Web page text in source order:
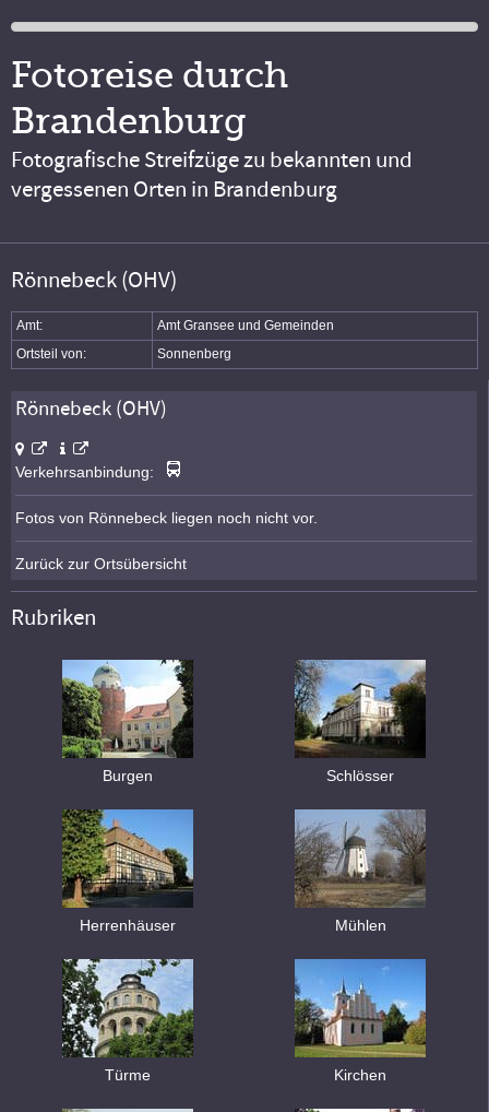
Fotoreise durch
Brandenburg
Fotografische Streifzüge zu bekannten und
vergessenen Orten in Brandenburg
Rönnebeck (OHV)
Amt:
Amt Gransee und Gemeinden
Ortsteil von:
Sonnenberg
Rönnebeck (OHV)
Verkehrsanbindung:
Fotos von Rönnebeck liegen noch nicht vor.
Zurück zur Ortsübersicht
Rubriken
Burgen Schlösser
Herrenhäuser Mühlen
Türme Kirchen